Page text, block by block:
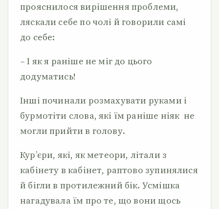
прояснилося вирішення проблеми,
ляскали себе по чолі й говорили самі
до себе:
– І як я раніше не міг до цього
додуматись!
Інші починали розмахувати руками і
бурмотіти слова, які їм раніше ніяк не
могли прийти в голову.
Кур’єри, які, як метеори, літали з
кабінету в кабінет, раптово зупинялися
й бігли в протилежний бік. Усмішка
нагадувала їм про те, що вони щось